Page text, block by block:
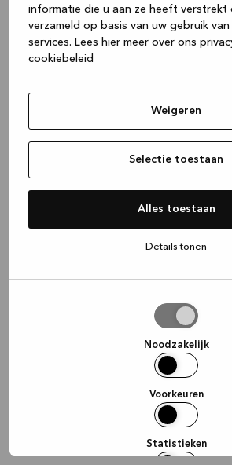
informatie die u aan ze heeft verstrekt
verzameld op basis van uw gebruik van
services. Lees hier meer over ons
cookiebeleid
Weigeren
Selectie toestaan
Alles toestaan
Details tonen
Noodzakelijk
Voorkeuren
Statistieken
(see the
information).